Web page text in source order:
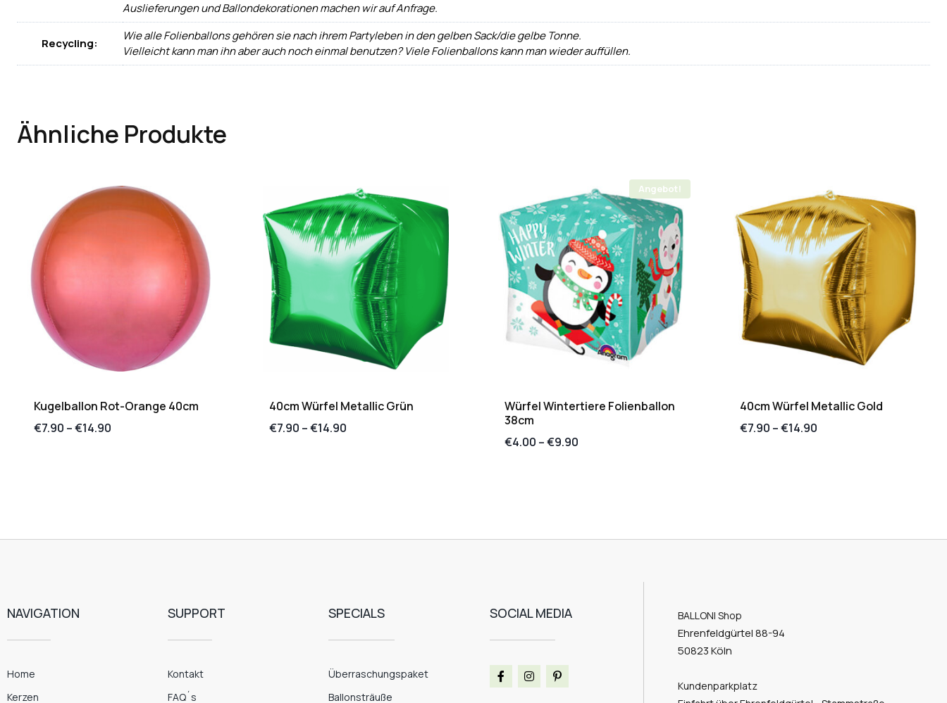
Auslieferungen und Ballondekorationen machen wir auf Anfrage.
Recycling:
Wie alle Folienballons gehören sie nach ihrem Partyleben in den gelben Sack/die gelbe Tonne.
Vielleicht kann man ihn aber auch noch einmal benutzen? Viele Folienballons kann man wieder auffüllen.
Ähnliche Produkte
Kugelballon Rot-Orange 40cm
€7.90 –€14.90
40cm Würfel Metallic Grün
€7.90 –€14.90
Angebot!
Würfel Wintertiere Folienballon
38cm
€4.00 –€9.90
40cm Würfel Metallic Gold
€7.90 –€14.90
NAVIGATION
Home
Kerzen
SUPPORT
Kontakt
FAQ´s
SPECIALS
Überraschungspaket
Ballonsträuße
SOCIAL MEDIA BALLONI Shop
Ehrenfeldgürtel 88-94
50823 Köln
Kundenparkplatz